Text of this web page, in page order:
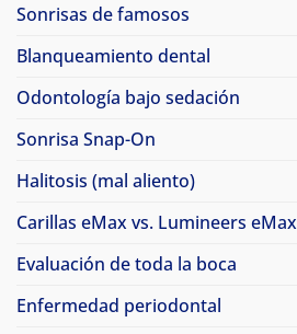
Sonrisas de famosos
Blanqueamiento dental
Odontología bajo sedación
Sonrisa Snap-On
Halitosis (mal aliento)
Carillas eMax vs. Lumineers eMax
Evaluación de toda la boca
Enfermedad periodontal